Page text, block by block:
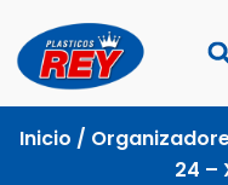
contenido
Inicio /
24 –